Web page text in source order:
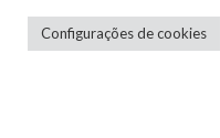
Configurações de cookies